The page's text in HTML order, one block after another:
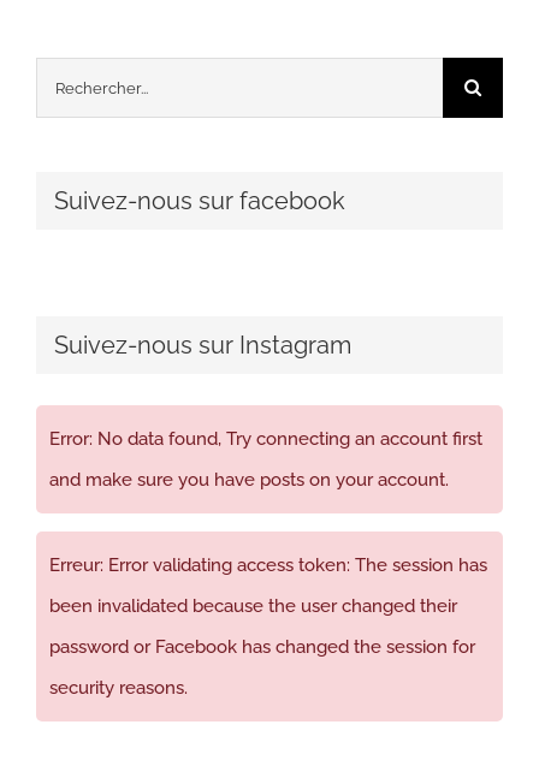
Rechercher:
Suivez-nous sur facebook
Suivez-nous sur Instagram
Error: No data found, Try connecting an account first
and make sure you have posts on your account.
Erreur: Error validating access token: The session has
been invalidated because the user changed their
password or Facebook has changed the session for
security reasons.